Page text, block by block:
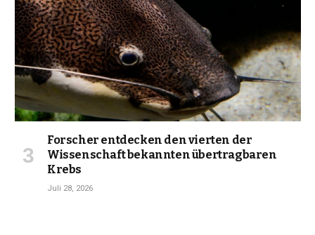
Forscher entdecken den vierten der
Wissenschaft bekannten übertragbaren
Krebs
Juli 28, 2026